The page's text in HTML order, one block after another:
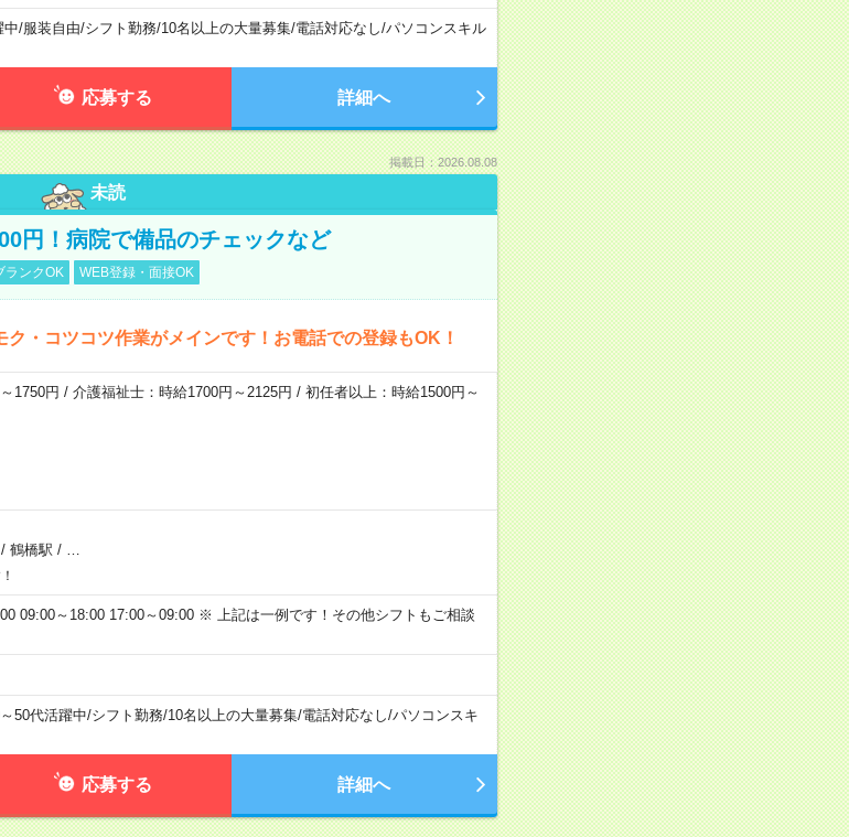
中/服装自由/シフト勤務/10名以上の大量募集/電話対応なし/パソコンスキル
応募する 詳細へ
掲載日：2026.08.08
未読
円！病院で備品のチェックなど
ランクOK WEB登録・面接OK
ク・コツコツ作業がメインです！お電話での登録もOK！
1750円 / 介護福祉士：時給1700円～2125円 / 初任者以上：時給1500円～
/ 鶴橋駅 /
09:00～18:00 17:00～09:00 ※ 上記は一例です！その他シフトもご相談
50代活躍中/シフト勤務/10名以上の大量募集/電話対応なし/パソコンスキ
応募する 詳細へ